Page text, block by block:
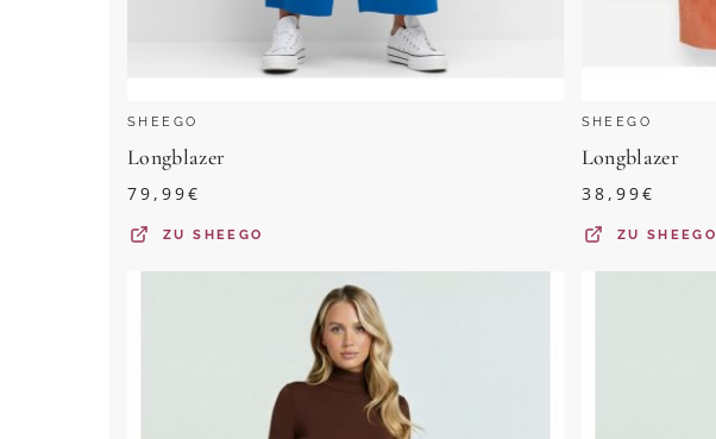
SHEEGO
Longblazer
79,99€
ZUSHEEGO
SHEEGO
Longblazer
38,99€
ZU SHEEGO